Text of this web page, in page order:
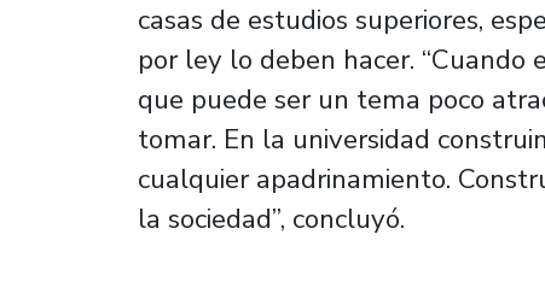
casas de estudios superiores,
por ley lo deben hacer.
que puede ser un tema poco
tomar. En la universidad
cualquier apadrinamiento.
la sociedad”, concluyó.